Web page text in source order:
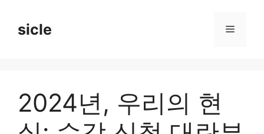
contentsicle Menu
2024년, 우리의 현